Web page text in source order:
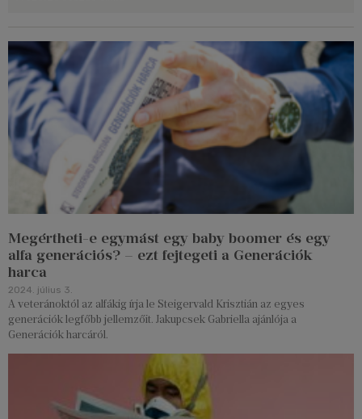
Megértheti-e egymást egy baby boomer és egy
alfa generációs? – ezt fejtegeti a Generációk
harca
2024. július 3.
A veteránoktól az alfákig írja le Steigervald Krisztián az egyes
generációk legfőbb jellemzőit. Jakupcsek Gabriella ajánlója a
Generációk harcáról.